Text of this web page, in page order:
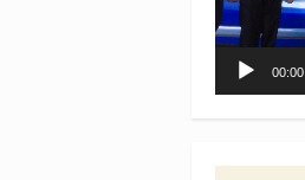
00:00